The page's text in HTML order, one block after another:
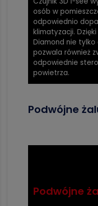
osób w
odpowiednio
klimatyzacji.
Diamond nie tylko
pozwala również
odpowiednie
powietrza.
Podwójne
Podwójne